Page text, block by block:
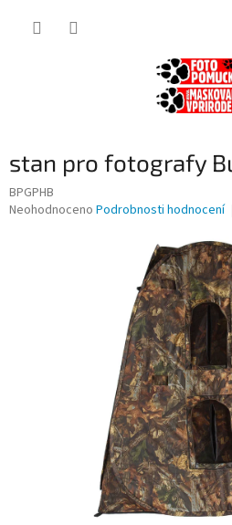
stan pro fotografy
BPGPHB
Průměrné
Neohodnoceno Podrobnosti hodnocení